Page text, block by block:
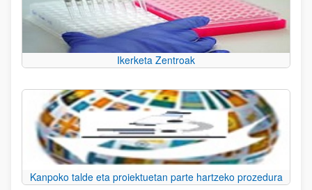
Ikerketa Zentroak
Kanpoko talde eta proiektuetan parte hartzeko prozedura